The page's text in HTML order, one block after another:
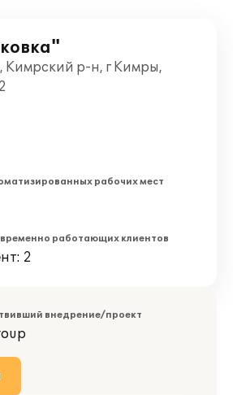
Кимрский р-н, г Кимры,
рабочих мест
работающих клиентов
2
внедрение/проект